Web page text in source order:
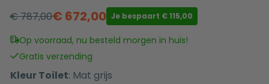
€787,00
Oorspronkelijke
prijs
was:
€ 787,00.
€ 672,00
Huidige
prijs
is:
€ 672,00.
Je bespaart € 115,00
Op voorraad, nu besteld morgen in huis!
Gratis verzending
Kleur Toilet: Mat grijs